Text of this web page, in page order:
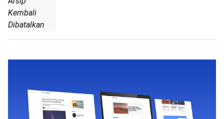
Kembali
Dibatalkan